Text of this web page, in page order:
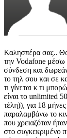
Καλησπέρα σας..
την Vodafone μέσω
σύνδεση και
το τηλ σου και σε
τι γίνεται κ τι
είναι το unlimited
τέλη)), για 18
παραλαμβάνω το
που χρειαζόταν
στο συγκεκριμένο